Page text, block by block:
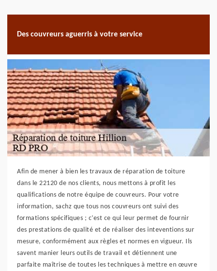
Des couvreurs aguerris à votre service
Afin de mener à bien les travaux de réparation de toiture
dans le 22120 de nos clients, nous mettons à profit les
qualifications de notre équipe de couvreurs. Pour votre
information, sachz que tous nos couvreurs ont suivi des
formations spécifiques ; c’est ce qui leur permet de fournir
des prestations de qualité et de réaliser des inteventions sur
mesure, conformément aux règles et normes en vigueur. Ils
savent manier leurs outils de travail et détiennent une
parfaite maîtrise de toutes les techniques à mettre en œuvre